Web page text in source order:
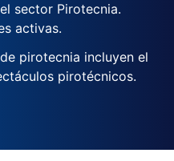
sector Pirotecnia.
activas.
pirotecnia incluyen el
pirotécnicos.